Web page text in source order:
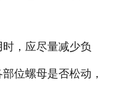
企业相册
资质荣誉
，应尽量减少负
位螺母是否松动，